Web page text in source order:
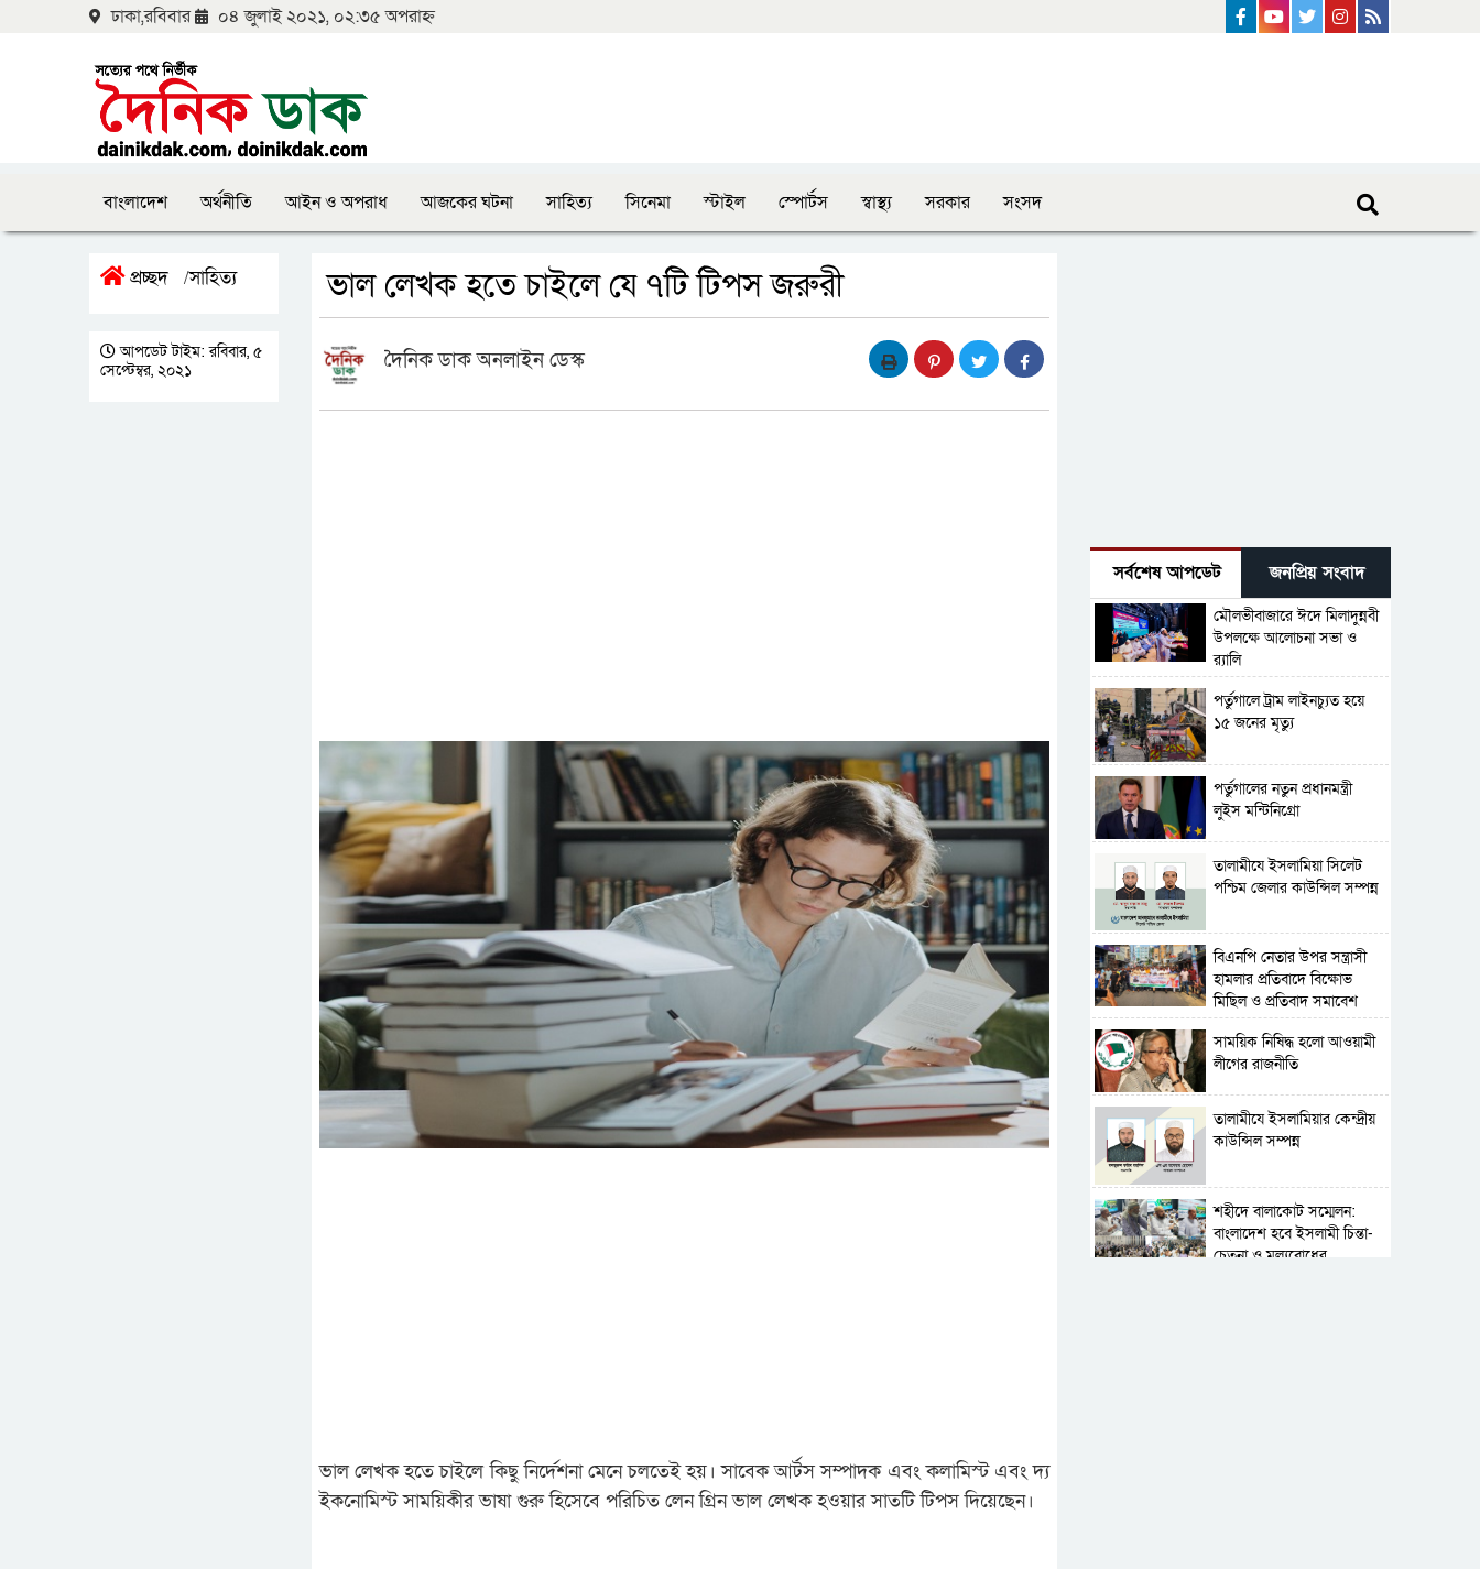
ঢাকা,রবিবার ০৪ জুলাই ২০২১, ০২:৩৫ অপরাহ্ন instagram
Twitter
Youtube
Facebook
বাংলাদেশ অর্থনীতি আইন ও অপরাধ আজকের ঘটনা সাহিত্য সিনেমা স্টাইল স্পোর্টস স্বাস্থ্য সরকার সংসদ
প্রচ্ছদ /সাহিত্য
আপডেট টাইম: রবিবার, ৫
সেপ্টেম্বর, ২০২১
ভাল লেখক হতে চাইলে যে ৭টি টিপস জরুরী
দৈনিক ডাক অনলাইন ডেস্ক
ভাল লেখক হতে চাইলে কিছু নির্দেশনা মেনে চলতেই হয়। সাবেক আর্টস সম্পাদক এবং কলামিস্ট এবং দ্য
ইকনোমিস্ট সাময়িকীর ভাষা গুরু হিসেবে পরিচিত লেন গ্রিন ভাল লেখক হওয়ার সাতটি টিপস দিয়েছেন।
সর্বশেষ আপডেট জনপ্রিয় সংবাদ
মৌলভীবাজারে ঈদে মিলাদুন্নবী
উপলক্ষে আলোচনা সভা ও
র‍্যালি
পর্তুগালে ট্রাম লাইনচ্যুত হয়ে
১৫ জনের মৃত্যু
পর্তুগালের নতুন প্রধানমন্ত্রী
লুইস মন্টিনিগ্রো
‎তালামীযে ইসলামিয়া সিলেট
পশ্চিম জেলার কাউন্সিল সম্পন্ন
বিএনপি নেতার উপর সন্ত্রাসী
হামলার প্রতিবাদে বিক্ষোভ
মিছিল ও প্রতিবাদ সমাবেশ
সাময়িক নিষিদ্ধ হলো আওয়ামী
লীগের রাজনীতি
‎তালামীযে ইসলামিয়ার কেন্দ্রীয়
কাউন্সিল সম্পন্ন
শহীদে বালাকোট সম্মেলন:
বাংলাদেশ হবে ইসলামী চিন্তা-
চেতনা ও মূল্যবোধের